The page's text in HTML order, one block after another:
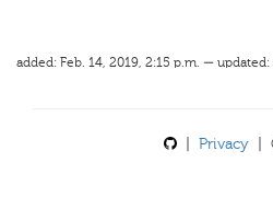
added: Feb. 14, 2019, 2:15 p.m. — updated:
Privacy |